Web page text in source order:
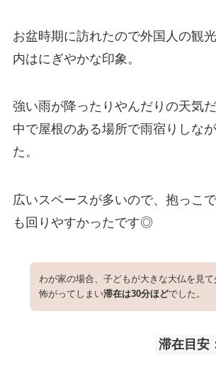
お盆時期に訪れたので外国人の観
内はにぎやかな印象。
強い雨が降ったりやんだりの天気
中で屋根のある場所で雨宿りしな
た。
広いスペースが多いので、抱っこ
も回りやすかったです◎
わが家の場合、子どもが大きな大仏を見て
怖がってしまい滞在は30分ほどでした。
滞在目安